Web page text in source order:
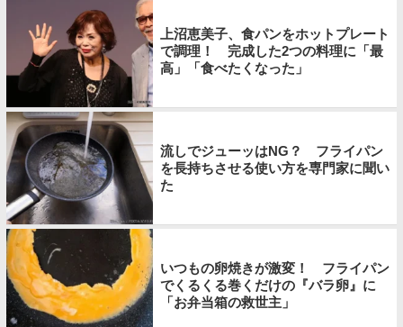
上沼恵美子、食パンをホットプレート
で調理！ 完成した2つの料理に「最
高」「食べたくなった」
流しでジューッはNG？ フライパン
を長持ちさせる使い方を専門家に聞い
た
いつもの卵焼きが激変！ フライパン
でくるくる巻くだけの『バラ卵』に
「お弁当箱の救世主」